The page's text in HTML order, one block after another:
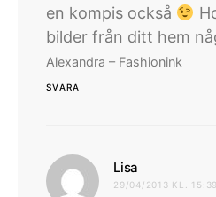
en kompis också
bilder från ditt hem
Alexandra – Fashionink
SVARA
Lisa
29/04/2013 KL. 15:39